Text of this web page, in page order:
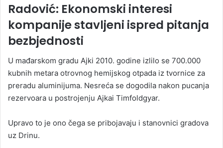
Radović: Ekonomski interesi
kompanije stavljeni ispred pitanja
bezbjednosti
U mađarskom gradu Ajki 2010. godine izlilo se 700.000
kubnih metara otrovnog hemijskog otpada iz tvornice za
preradu aluminijuma. Nesreća se dogodila nakon pucanja
rezervoara u postrojenju Ajkai Timfoldgyar.
Upravo to je ono čega se pribojavaju i stanovnici gradova
uz Drinu.